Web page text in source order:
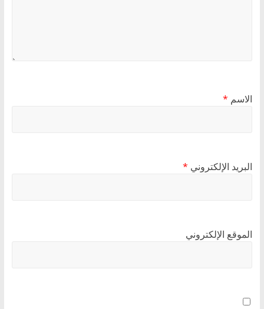
الاسم *
البريد الإلكتروني *
الموقع الإلكتروني